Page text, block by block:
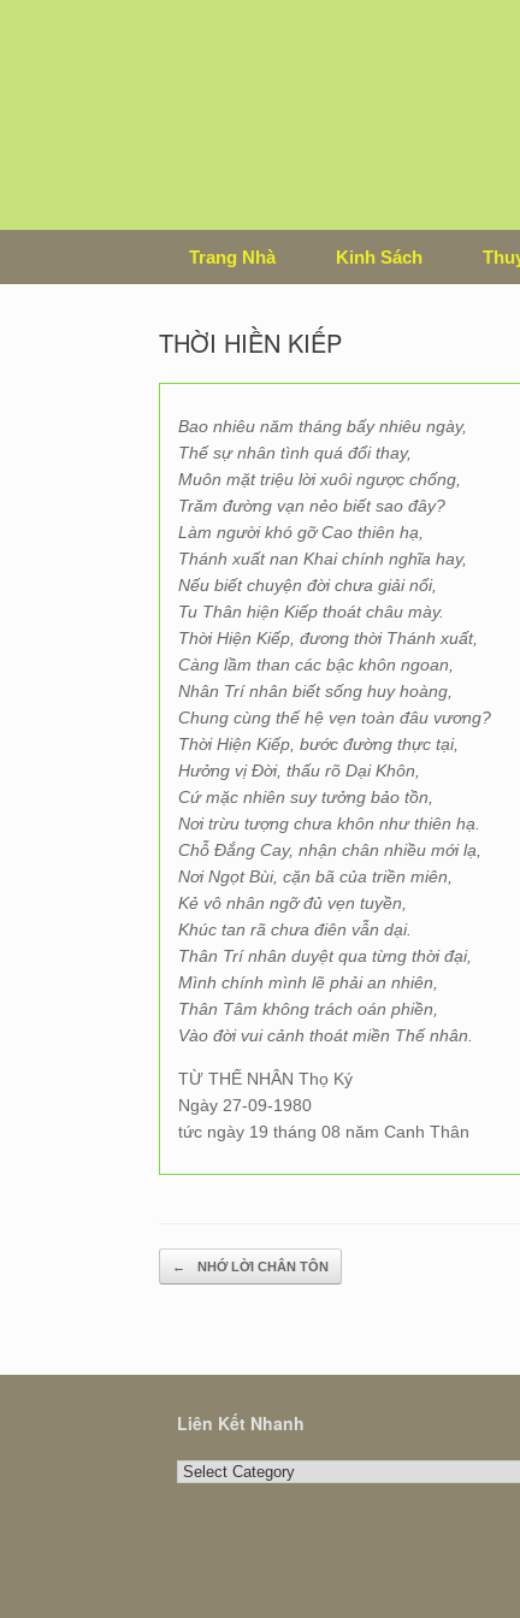
Trang Nhà Kinh Sách
THỜI HIỀN KIẾP
Bao nhiêu năm tháng bấy nhiêu ngày,
Thế sự nhân tình quá đổi thay,
Muôn mặt triệu lời xuôi ngược chống,
Trăm đường vạn nẻo biết sao đây?
Làm người khó gỡ Cao thiên hạ,
Thánh xuất nan Khai chính nghĩa hay,
Nếu biết chuyện đời chưa giải nổi,
Tu Thân hiện Kiếp thoát châu mày.
Thời Hiện Kiếp, đương thời Thánh xuất,
Càng lầm than các bậc khôn ngoan,
Nhân Trí nhân biết sống huy hoàng,
Chung cùng thế hệ vẹn toàn đâu vương?
Thời Hiện Kiếp, bước đường thực tại,
Hưởng vị Đời, thấu rõ Dại Khôn,
Cứ mặc nhiên suy tưởng bảo tồn,
Nơi trừu tượng chưa khôn như thiên hạ.
Chỗ Đắng Cay, nhận chân nhiều mới lạ,
Nơi Ngọt Bùi, cặn bã của triền miên,
Kẻ vô nhân ngỡ đủ vẹn tuyền,
Khúc tan rã chưa điên vẫn dại.
Thân Trí nhân duyệt qua từng thời đại,
Mình chính mình lẽ phải an nhiên,
Thân Tâm không trách oán phiền,
Vào đời vui cảnh thoát miền Thế nhân.
TỪ THẾ NHÂN Thọ Ký
Ngày 27-09-1980
tức ngày 19 tháng 08 năm Canh Thân
Post navigation
← NHỚ LỜI CHÂN TÔN
Liên Kết Nhanh
Liên